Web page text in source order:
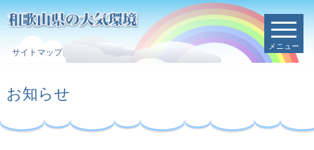
サイトマップ
メニュー
お知らせ